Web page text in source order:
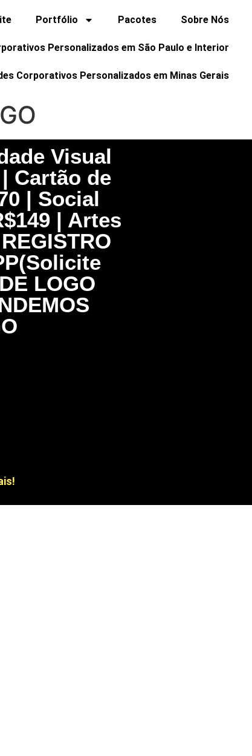
Portfólio Pacotes Sobre Nós
Personalizados em São Paulo e Interior
Corporativos Personalizados em Minas Gerais
Visual
Cartão de
| Social
| Artes
LOGO